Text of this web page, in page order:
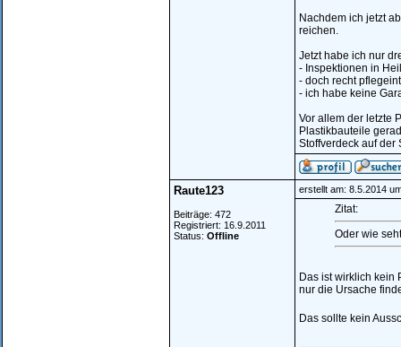
Nachdem ich jetzt
reichen.
Jetzt habe ich nur
- Inspektionen in
- doch recht
- ich habe keine
Vor allem der letzte
Plastikbauteile
Stoffverdeck auf der
Raute123
Beiträge: 472
Registriert: 16.9.2011
Status: Offline
erstellt am: 8.5.2014
Zitat:
Oder wie
Das ist wirklich kein
nur die Ursache
Das sollte kein